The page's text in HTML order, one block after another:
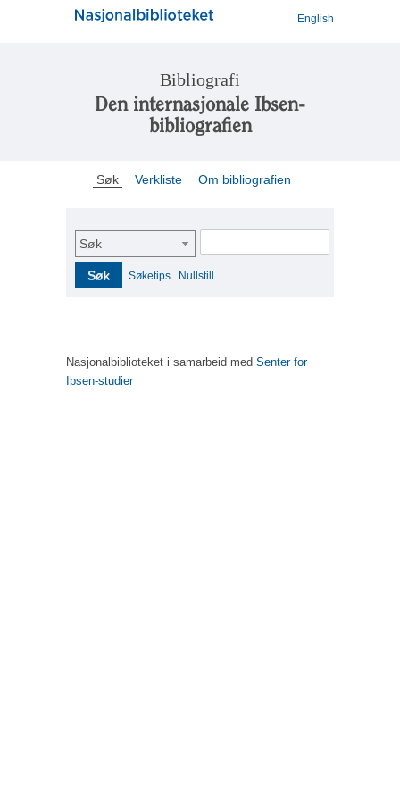
English
Bibliografi
Den internasjonale Ibsen-
bibliografien
Søk Verkliste Om bibliografien
Søk
Søk Søketips Nullstill
Nasjonalbiblioteket i samarbeid med Senter for
Ibsen-studier